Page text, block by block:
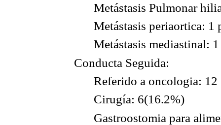
Metástasis Pulmonar
Metástasis periaortica: 1
Metástasis mediastinal:
Conducta Seguida:
Referido a oncologia: 12
Cirugía: 6(16.2%)
Gastroostomia para